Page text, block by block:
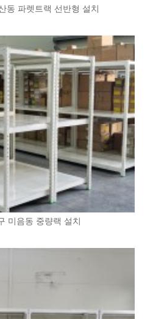
동 파렛트랙 선반형 설치
미음동 중량랙 설치